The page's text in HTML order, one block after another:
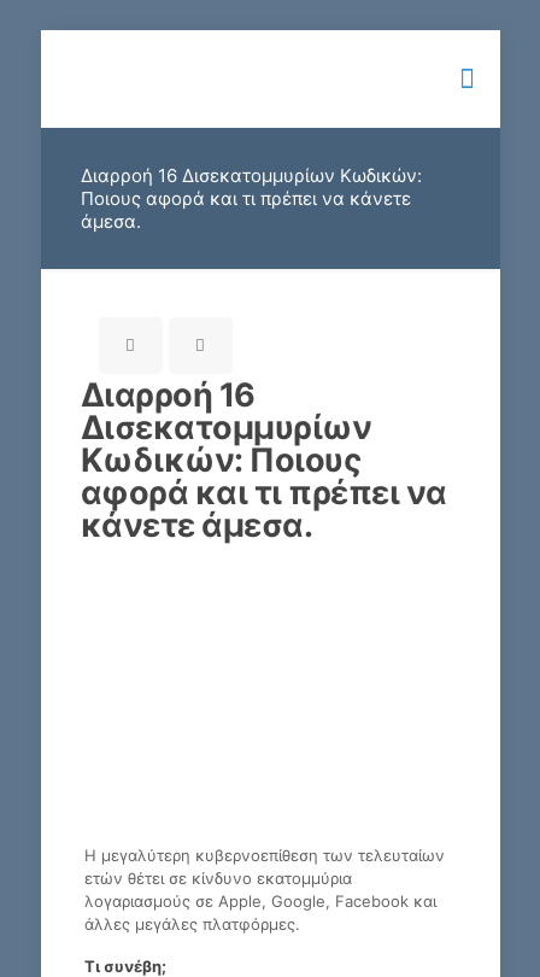
Διαρροή 16 Δισεκατομμυρίων Κωδικών:
Ποιους αφορά και τι πρέπει να κάνετε
άμεσα.
Διαρροή 16
Δισεκατομμυρίων
Κωδικών: Ποιους
αφορά και τι πρέπει να
κάνετε άμεσα.
Η μεγαλύτερη κυβερνοεπίθεση των τελευταίων
ετών θέτει σε κίνδυνο εκατομμύρια
λογαριασμούς σε Apple, Google, Facebook και
άλλες μεγάλες πλατφόρμες.
Τι συνέβη;